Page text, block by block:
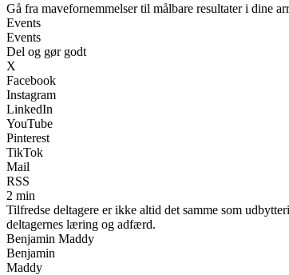
Gå fra mavefornemmelser til målbare resultater i dine
Events
Events
Del og gør godt
X
Facebook
Instagram
LinkedIn
YouTube
Pinterest
TikTok
Mail
RSS
2 min
Tilfredse deltagere er ikke altid det samme som
deltagernes læring og adfærd.
Benjamin Maddy
Benjamin
Maddy